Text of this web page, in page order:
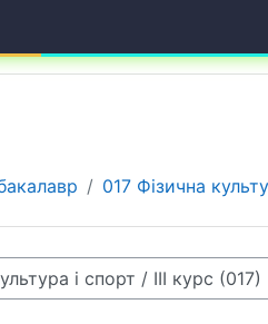
017 Фізична